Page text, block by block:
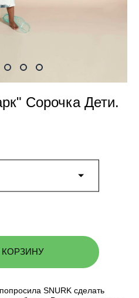
Сорочка Дети.
КОРЗИНУ
SNURK сделать